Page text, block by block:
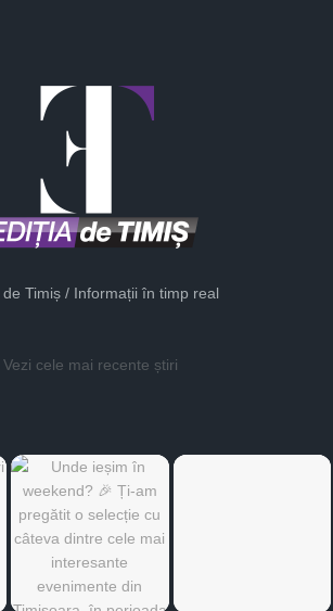
de Timiș / Informații în timp real
Vezi cele mai recente știri